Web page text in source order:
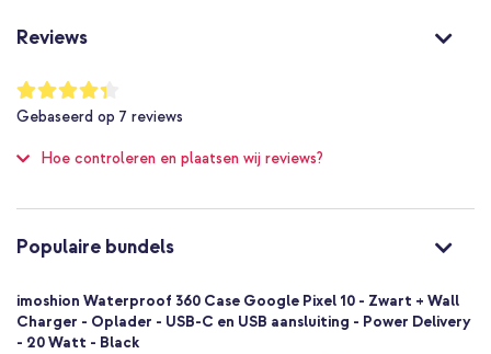
IP68
Zeer goed
Ja
imoshion
SH00091201
Zwart
Reviews
Waardering:
86
%
of
Gebaseerd op 7 reviews
Hoe controleren en plaatsen wij reviews?
Populaire bundels
imoshion Waterproof 360 Case Google Pixel 10 - Zwart + Wall
Charger - Oplader - USB-C en USB aansluiting - Power Delivery
- 20 Watt - Black